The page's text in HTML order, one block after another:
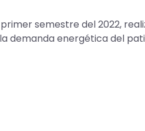
semestre del 2022,
demanda energética del